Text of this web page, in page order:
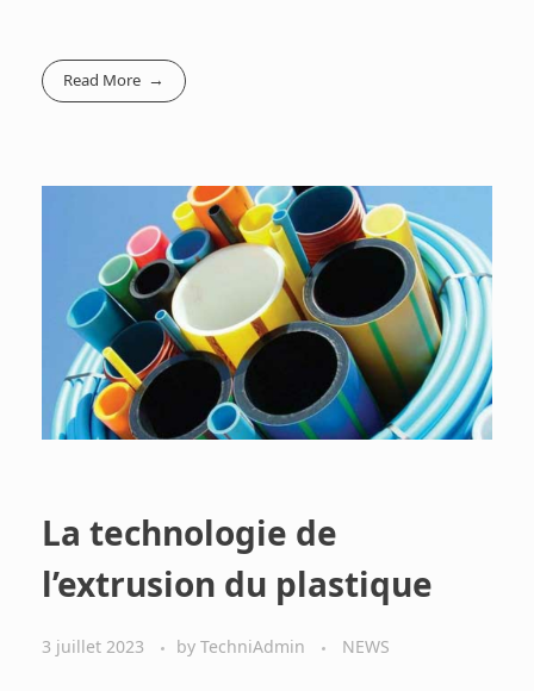
Read More
La technologie de
l’extrusion du plastique
3 juillet 2023 by TechniAdmin NEWS